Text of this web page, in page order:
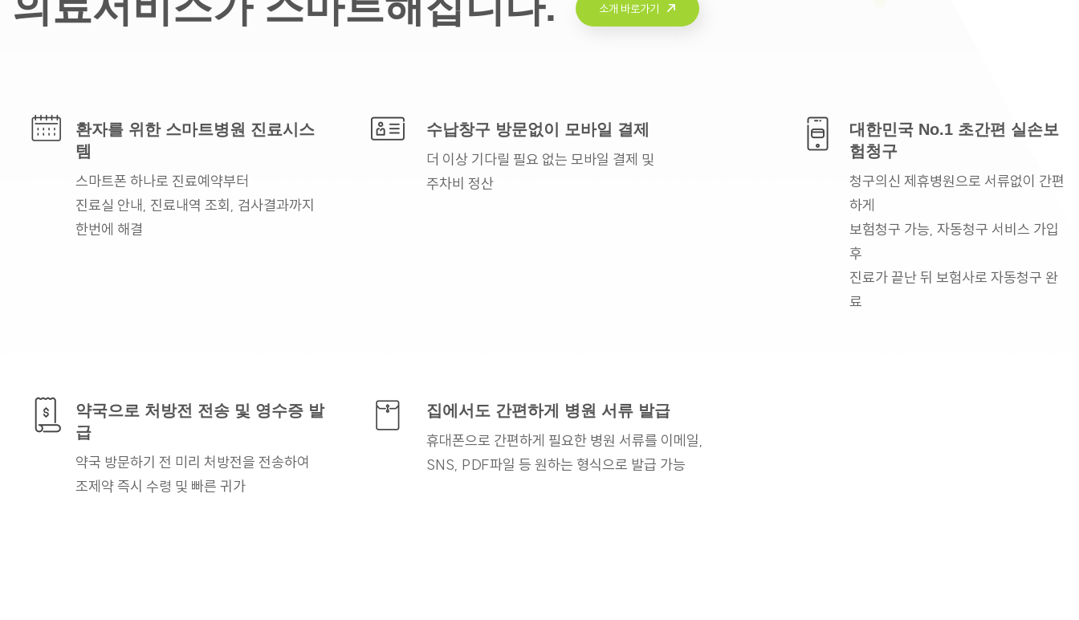
소개 바로가기
환자를 위한 스마트병원 진료시스
템
스마트폰 하나로 진료예약부터
진료실 안내, 진료내역 조회, 검사결과까지
한번에 해결
수납창구 방문없이 모바일 결제
더 이상 기다릴 필요 없는 모바일 결제 및
주차비 정산
대한민국 No.1 초간편 실손보
험청구
청구의신 제휴병원으로 서류없이 간편
하게
보험청구 가능, 자동청구 서비스 가입
후
진료가 끝난 뒤 보험사로 자동청구 완
료
약국으로 처방전 전송 및 영수증 발
급
약국 방문하기 전 미리 처방전을 전송하여
조제약 즉시 수령 및 빠른 귀가
집에서도 간편하게 병원 서류 발급
휴대폰으로 간편하게 필요한 병원 서류를 이메일,
SNS, PDF파일 등 원하는 형식으로 발급 가능